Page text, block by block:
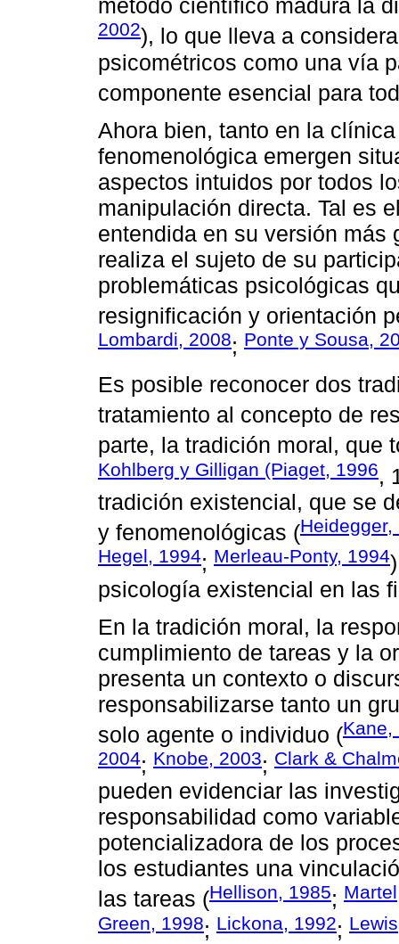
método científico madura la
2002), lo que lleva a
psicométricos como una vía
componente esencial para
Ahora bien, tanto en la
fenomenológica emergen
aspectos intuidos por todos
manipulación directa. Tal es
entendida en su versión más
realiza el sujeto de su
problemáticas psicológicas
resignificación y orientación
Lombardi, 2008; Ponte y Sousa,
Es posible reconocer dos
tratamiento al concepto de
parte, la tradición moral, que
Kohlberg y Gilligan (Piaget, 1996,
tradición existencial, que se
y fenomenológicas (Heidegger,
Hegel, 1994; Merleau-Ponty, 1994
psicología existencial en las
En la tradición moral, la
cumplimiento de tareas y la
presenta un contexto o
responsabilizarse tanto un
solo agente o individuo (Kane,
2004; Knobe, 2003; Clark &
pueden evidenciar las
responsabilidad como
potencializadora de los
los estudiantes una
las tareas (Hellison, 1985;
Green, 1998; Lickona, 1992;